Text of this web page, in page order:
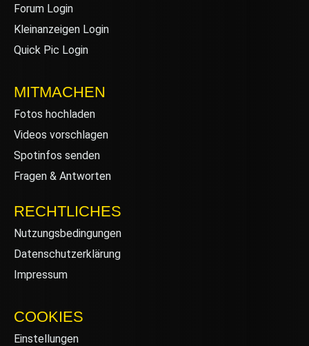
Forum Login
Kleinanzeigen Login
Quick Pic Login
MITMACHEN
Fotos hochladen
Videos vorschlagen
Spotinfos senden
Fragen & Antworten
RECHTLICHES
Nutzungsbedingungen
Datenschutzerklärung
Impressum
COOKIES
Einstellungen